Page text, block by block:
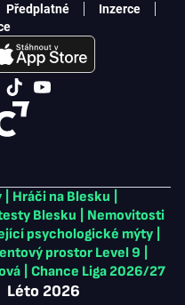
Hráči na Blesku
Blesku
Nemovitosti
psychologické mýty
prostor Level 9
Chance Liga 2026/27
Léto 2026
Předplatné
Inzerce